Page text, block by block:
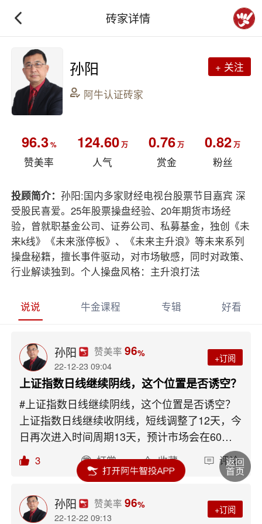
砖家详情
孙阳
阿牛认证砖家
+ 关注
96.3%
赞美率
124.60万
人气
0.76万
赏金
0.82万
粉丝
投顾简介：孙阳:国内多家财经电视台股票节目嘉宾 深
受股民喜爱。25年股票操盘经验、20年期货市场经
验，曾就职基金公司、证券公司、私募基金，独创《未
来k线》《未来涨停板》、《未来主升浪》等未来系列
操盘秘籍，擅长事件驱动，对市场敏感，同时对政策、
行业解读独到。个人操盘风格：主升浪打法
说说 牛金课程 专辑 好看
孙阳 赞美率 96%
22-12-23 09:04
+订阅
上证指数日线继续阴线，这个位置是否诱空？
#上证指数日线继续阴线，这个位置是否诱空？
上证指数日线继续收阴线，短线调整了12天，今
日再次进入时间周期13天，预计市场会在60日
线附近震荡筑底，从时间和空间看60日线附近有
望出现再次的上车机会点，左侧交易喜欢低吸的
可以考虑在今日再次下探时逢低主动买套，趋势
交易者可以在探底回升后站上5日线再考虑进
场，目前短线已经开始出现了底背离技术状态，
3 打赏 收藏 评论
孙阳 赞美率 96%
22-12-22 09:13
+订阅